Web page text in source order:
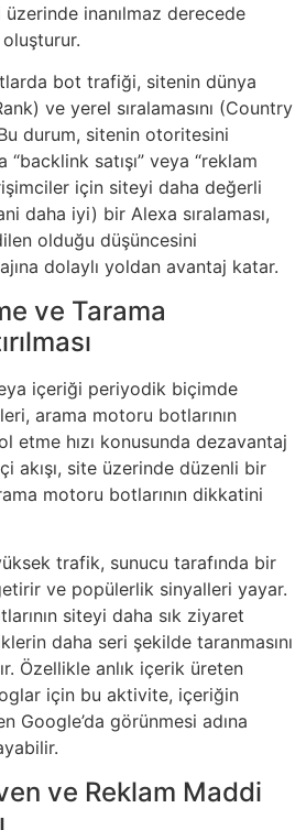
inanılmaz derecede
bot trafiği, sitenin dünya
ve yerel sıralamasını (Country
durum, sitenin otoritesini
satışı” veya “reklam
için siteyi daha değerli
daha iyi) bir Alexa sıralaması,
olduğu düşüncesini
dolaylı yoldan avantaj katar.
ve Tarama
içeriği periyodik biçimde
arama motoru botlarının
etme hızı konusunda dezavantaj
akışı, site üzerinde düzenli bir
motoru botlarının dikkatini
trafik, sunucu tarafında bir
ve popülerlik sinyalleri yayar.
siteyi daha sık ziyaret
daha seri şekilde taranmasını
Özellikle anlık içerik üreten
için bu aktivite, içeriğin
Google’da görünmesi adına
ve Reklam Maddi